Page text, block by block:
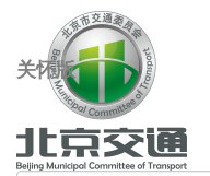
关怀版